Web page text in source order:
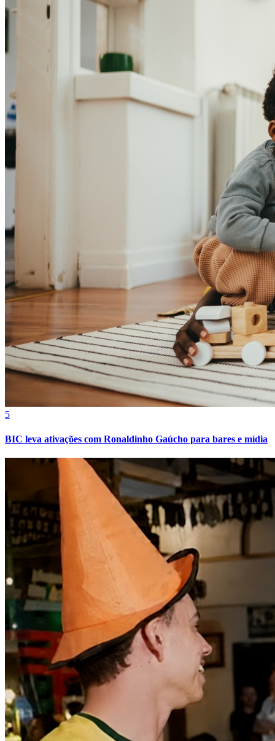
Vitória
5
BIC leva ativações com Ronaldinho Gaúcho para bares e mídia